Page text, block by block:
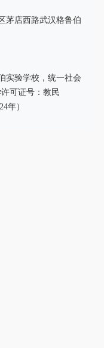
茅店西路武汉格鲁伯
实验学校，统一社会
许可证号：教民
年）